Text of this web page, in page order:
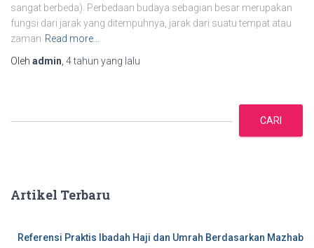
sangat berbeda). Perbedaan budaya sebagian besar merupakan
fungsi dari jarak yang ditempuhnya, jarak dari suatu tempat atau
zaman Read more…
Oleh admin 4 tahun yang lalu
a
CARI
Artikel Terbaru
Referensi Praktis Ibadah Haji dan Umrah Berdasarkan Mazhab